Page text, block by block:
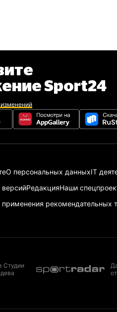
Sport24
О персональных данныхIT
версийРедакцияНаши
рекомендательных
Студии